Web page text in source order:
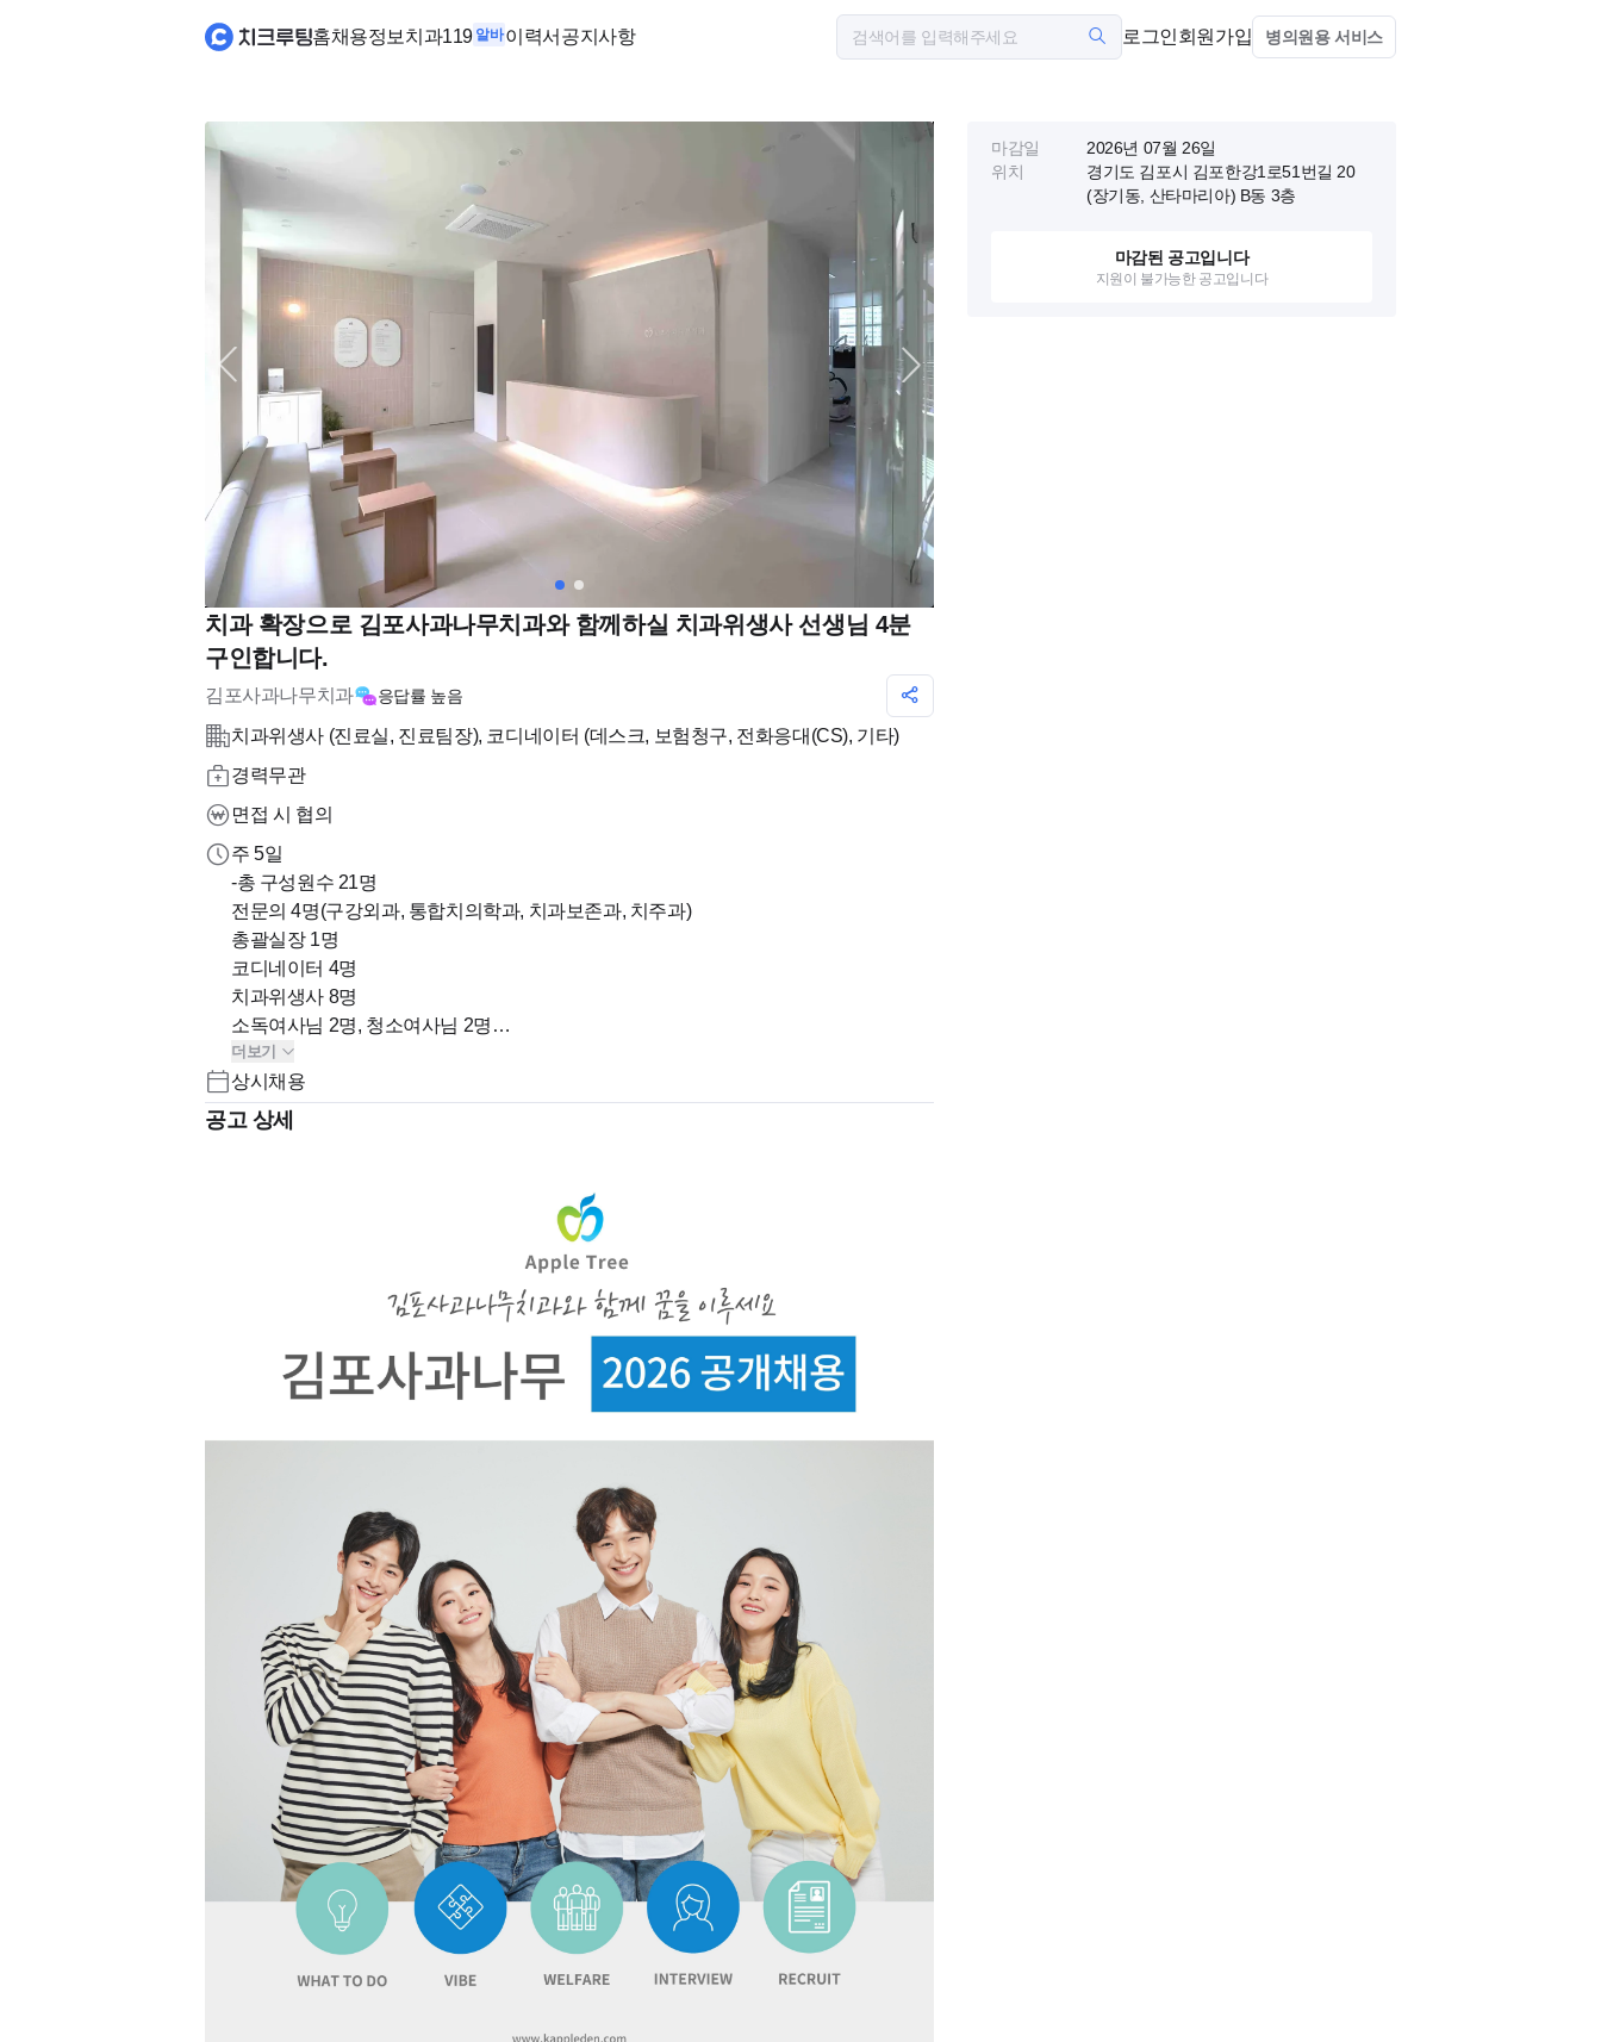
홈채용정보 치과119 알바이력서 공지사항 로그인회원가입 병의원용 서비스
치과 확장으로 김포사과나무치과와 함께하실 치과위생사 선생님 4분
구인합니다.
김포사과나무치과 응답률 높음
치과위생사 (진료실, 진료팀장), 코디네이터 (데스크, 보험청구, 전화응대(CS), 기타)
경력무관
면접 시 협의
주 5일
-총 구성원수 21명
전문의 4명(구강외과, 통합치의학과, 치과보존과, 치주과)
총괄실장 1명
코디네이터 4명
치과위생사 8명
소독여사님 2명, 청소여사님 2명
-병원 확장으로 원장님 1분, 코디네이터 2분 충원완료하였습니다.
치과위생사선생님 4분 구인합니다.
더보기
상시채용
공고 상세
마감일
2026년 07월 26일
위치
경기도 김포시 김포한강1로51번길 20
(장기동, 산타마리아) B동 3층
마감된 공고입니다
지원이 불가능한 공고입니다